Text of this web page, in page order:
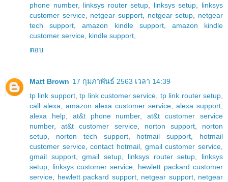
phone number, linksys router setup linksys setup
linksys
customer service, netgear support netgear setup
netgear
tech support ,amazon kindle support, amazon kindle
customer service kindle support
ตอบ
Matt Brown 17 กุมภาพันธ์ 2563 เวลา 14:39
tp link support,tp link customer service tp link router setup
call alexa
amazon alexa customer service alexa support
alexa help, at&t phone number,at&t customer service
number,at&t customer service, norton support, norton
setup
norton tech support, hotmail support
hotmail
customer service,contact hotmail gmail customer service
gmail support,gmail setup, linksys router setup
linksys
setup
linksys customer service
hewlett packard customer
service
hewlett packard support, netgear support, netgear